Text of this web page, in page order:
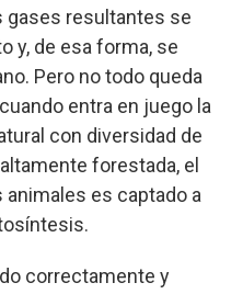
gases resultantes se
y, de esa forma, se
Pero no todo queda
entra en juego la
con diversidad de
forestada, el
es captado a
correctamente y